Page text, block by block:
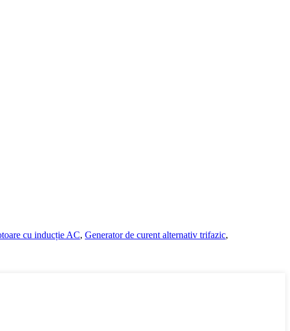
cu inducție AC, Generator de curent alternativ trifazic,